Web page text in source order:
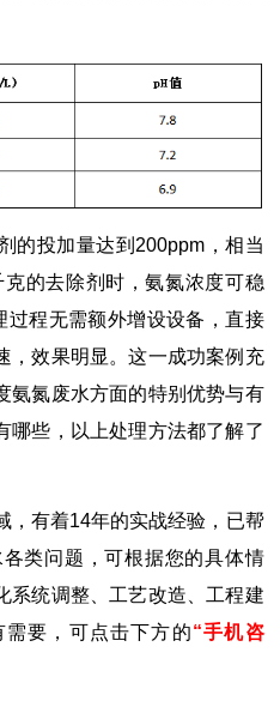
的投加量达到200ppm，相当
的去除剂时，氨氮浓度可稳
过程无需额外增设设备，直接
，效果明显。这一成功案例充
氨氮废水方面的特别优势与有
哪些，以上处理方法都了解了
，有着14年的实战经验，已帮
类问题，可根据您的具体情
系统调整、工艺改造、工程建
要，可点击下方的“手机咨